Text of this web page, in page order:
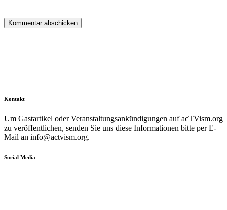
Kontakt
Um Gastartikel oder Veranstaltungsankündigungen auf acTVism.org
zu veröffentlichen, senden Sie uns diese Informationen bitte per E-
Mail an info@actvism.org.
Social Media